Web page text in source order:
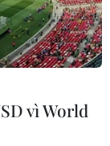
vì World